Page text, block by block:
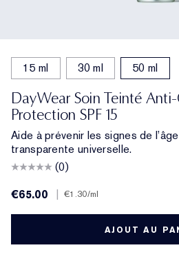
15 ml 30 ml 50 ml
DayWear Soin Teinté
Protection SPF 15
Aide à prévenir les signes de
transparente universelle.
(0)
€65.00
€1.30/ml
AJOUT AU